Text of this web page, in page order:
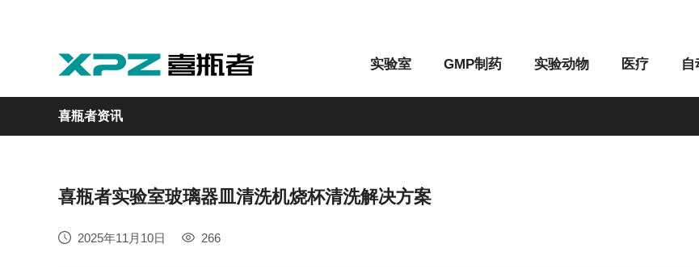
实验室
实验室
GMP制药
GMP制药
实验动物
实验动物
医疗
医疗
自
自动化
喜瓶者资讯
喜瓶者实验室玻璃器皿清洗机烧杯清洗解决方案
2025年11月10日 266